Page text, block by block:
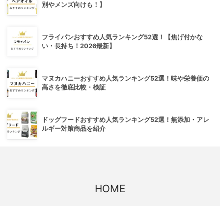
別やメンズ向けも！】
フライパンおすすめ人気ランキング52選！【焦げ付かな
い・長持ち！2026最新】
マヌカハニーおすすめ人気ランキング52選！味や栄養価の
高さを徹底比較・検証
ドッグフードおすすめ人気ランキング52選！無添加・アレ
ルギー対策商品を紹介
HOME